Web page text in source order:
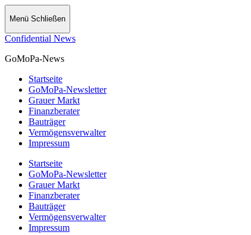
Menü Schließen
Confidential News
GoMoPa-News
Startseite
GoMoPa-Newsletter
Grauer Markt
Finanzberater
Bauträger
Vermögensverwalter
Impressum
Startseite
GoMoPa-Newsletter
Grauer Markt
Finanzberater
Bauträger
Vermögensverwalter
Impressum